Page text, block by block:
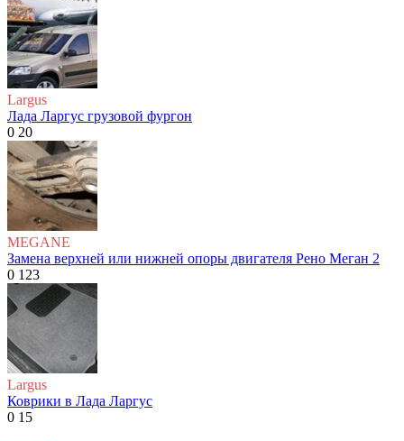
Largus
Лада Ларгус грузовой фургон
0 20
MEGANE
Замена верхней или нижней опоры двигателя Рено Меган 2
0 123
Largus
Коврики в Лада Ларгус
0 15